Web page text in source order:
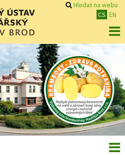
Hledat na webu
CS EN